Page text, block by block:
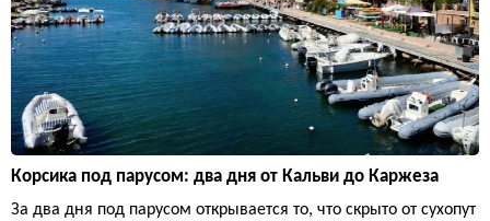
Корсика под парусом: два дня от Кальви до Каржеза
За два дня под парусом открывается то, что скрыто от сухопут